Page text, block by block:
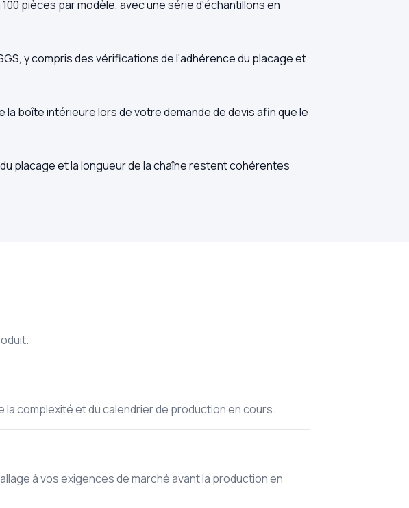
pièces par modèle, avec une série d'échantillons en
y compris des vérifications de l'adhérence du placage et
boîte intérieure lors de votre demande de devis afin que le
placage et la longueur de la chaîne restent cohérentes
complexité et du calendrier de production en cours.
à vos exigences de marché avant la production en